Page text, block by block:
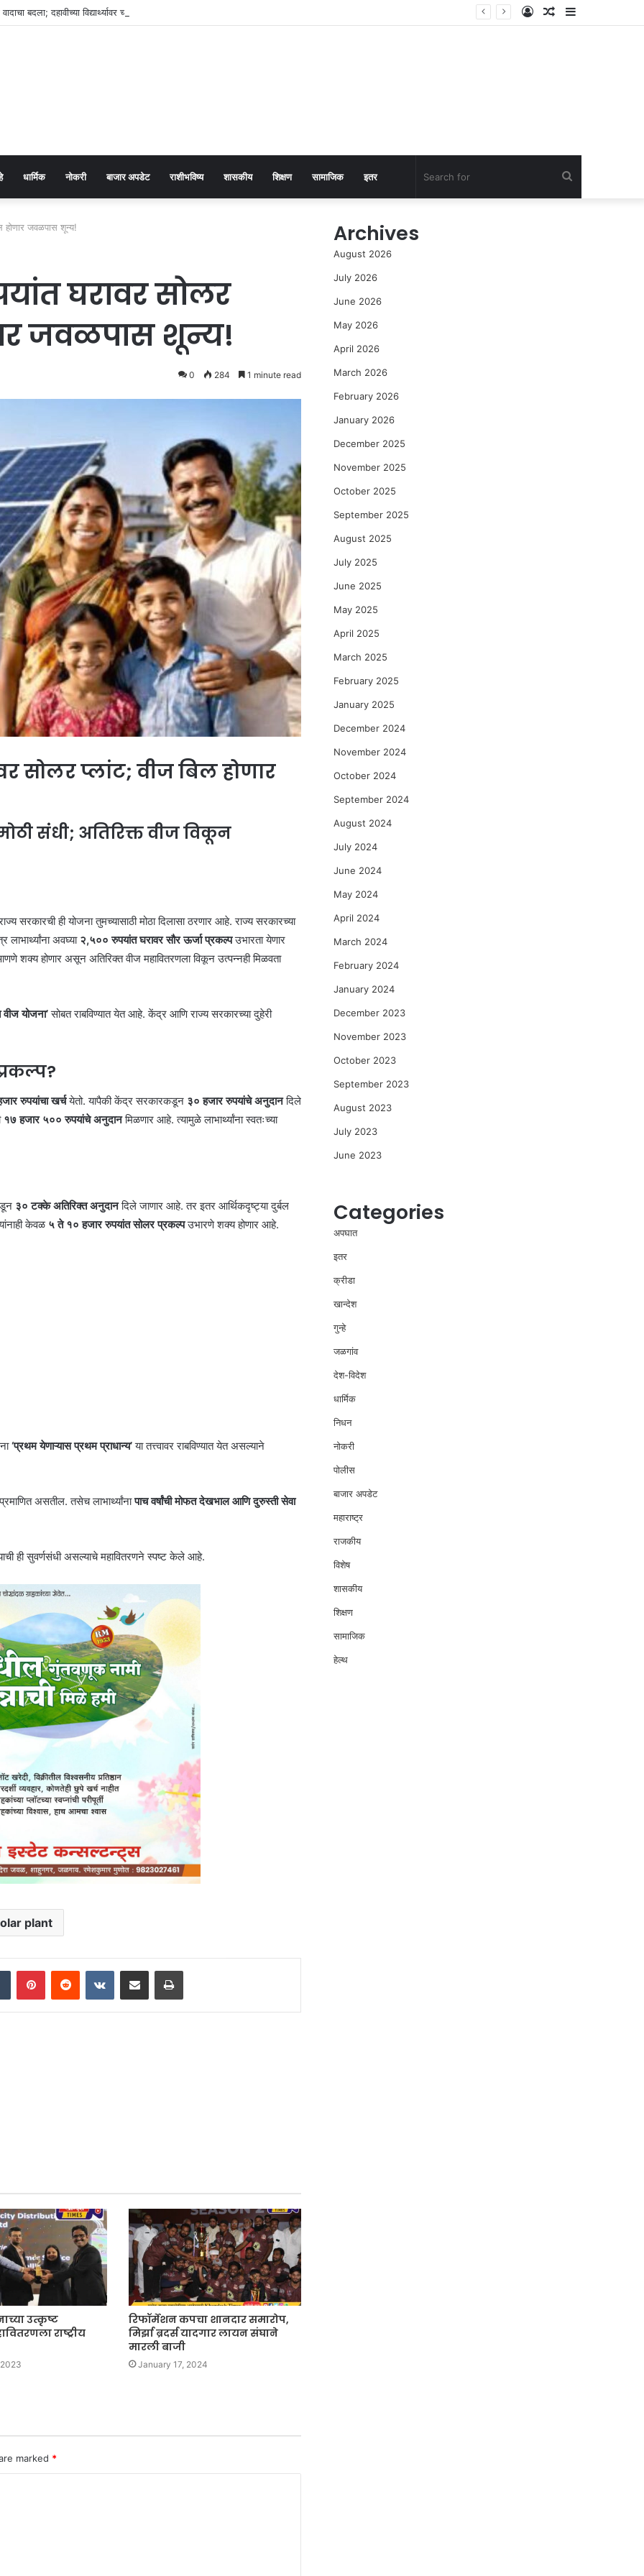
बदला; दहावीच्या विद्यार्थ्यावर चॉपरने हल्ला Sidebar
Random
Log
धार्मिक नोकरी बाजार अपडेट राशीभविष्य शासकीय शिक्षण सामाजिक इतर
जवळपास शून्य!
घरावर सोलर
जवळपास शून्य!
0 284 1 minute read
सोलर प्लांट; वीज बिल होणार
संधी; अतिरिक्त वीज विकून
सरकारची ही योजना तुमच्यासाठी मोठा दिलासा ठरणार आहे. राज्य सरकारच्या
अवघ्या २,५०० रुपयांत घरावर सौर ऊर्जा प्रकल्पउभारता येणार
शक्य होणार असून अतिरिक्त वीज महावितरणला विकून उत्पन्नही मिळवता
योजना’सोबत राबविण्यात येत आहे. केंद्र आणि राज्य सरकारच्या दुहेरी
रुपयांचा खर्चयेतो. यापैकी केंद्र सरकारकडून ३० हजार रुपयांचे अनुदानदिले
१७ हजार ५०० रुपयांचे अनुदानमिळणार आहे. त्यामुळे लाभार्थ्यांना स्वतःच्या
३० टक्के अतिरिक्त अनुदानदिले जाणार आहे. तर इतर आर्थिकदृष्ट्या दुर्बल
केवळ ५ ते १० हजार रुपयांत सोलर प्रकल्पउभारणे शक्य होणार आहे.
‘प्रथम येणाऱ्यास प्रथम प्राधान्य’या तत्त्वावर राबविण्यात येत असल्याने
असतील. तसेच लाभार्थ्यांनापाच वर्षांची मोफत देखभाल आणि दुरुस्ती सेवा
ही सुवर्णसंधी असल्याचे महावितरणने स्पष्ट केले आहे.
plant
Tumblr PinterestReddit VKontakteShare via Email Print
उत्कृष्ट
राष्ट्रीय
रिफॉर्मेशन कपचा शानदार समारोप,
मिर्झा ब्रदर्स यादगार लायन संघाने
मारली बाजी
January 17, 2024
marked *
Archives
August 2026
July 2026
June 2026
May 2026
April 2026
March 2026
February 2026
January 2026
December 2025
November 2025
October 2025
September 2025
August 2025
July 2025
June 2025
May 2025
April 2025
March 2025
February 2025
January 2025
December 2024
November 2024
October 2024
September 2024
August 2024
July 2024
June 2024
May 2024
April 2024
March 2024
February 2024
January 2024
December 2023
November 2023
October 2023
September 2023
August 2023
July 2023
June 2023
Categories
अपघात
इतर
क्रीडा
खान्देश
गुन्हे
जळगांव
देश-विदेश
धार्मिक
निधन
नोकरी
पोलीस
बाजार अपडेट
महाराष्ट्र
राजकीय
विशेष
शासकीय
शिक्षण
सामाजिक
हेल्थ